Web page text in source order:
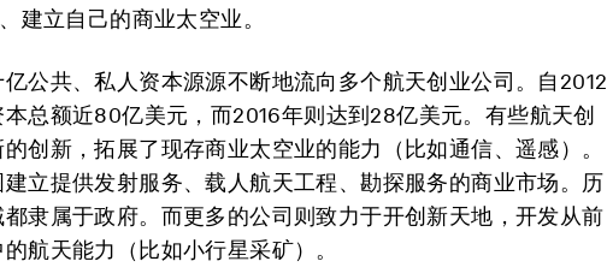
建立自己的商业太空业。
公共、私人资本源源不断地流向多个航天创业公司。自2012
总额近80亿美元，而2016年则达到28亿美元。有些航天创
创新，拓展了现存商业太空业的能力（比如通信、遥感）。
立提供发射服务、载人航天工程、勘探服务的商业市场。历
隶属于政府。而更多的公司则致力于开创新天地，开发从前
航天能力（比如小行星采矿）。